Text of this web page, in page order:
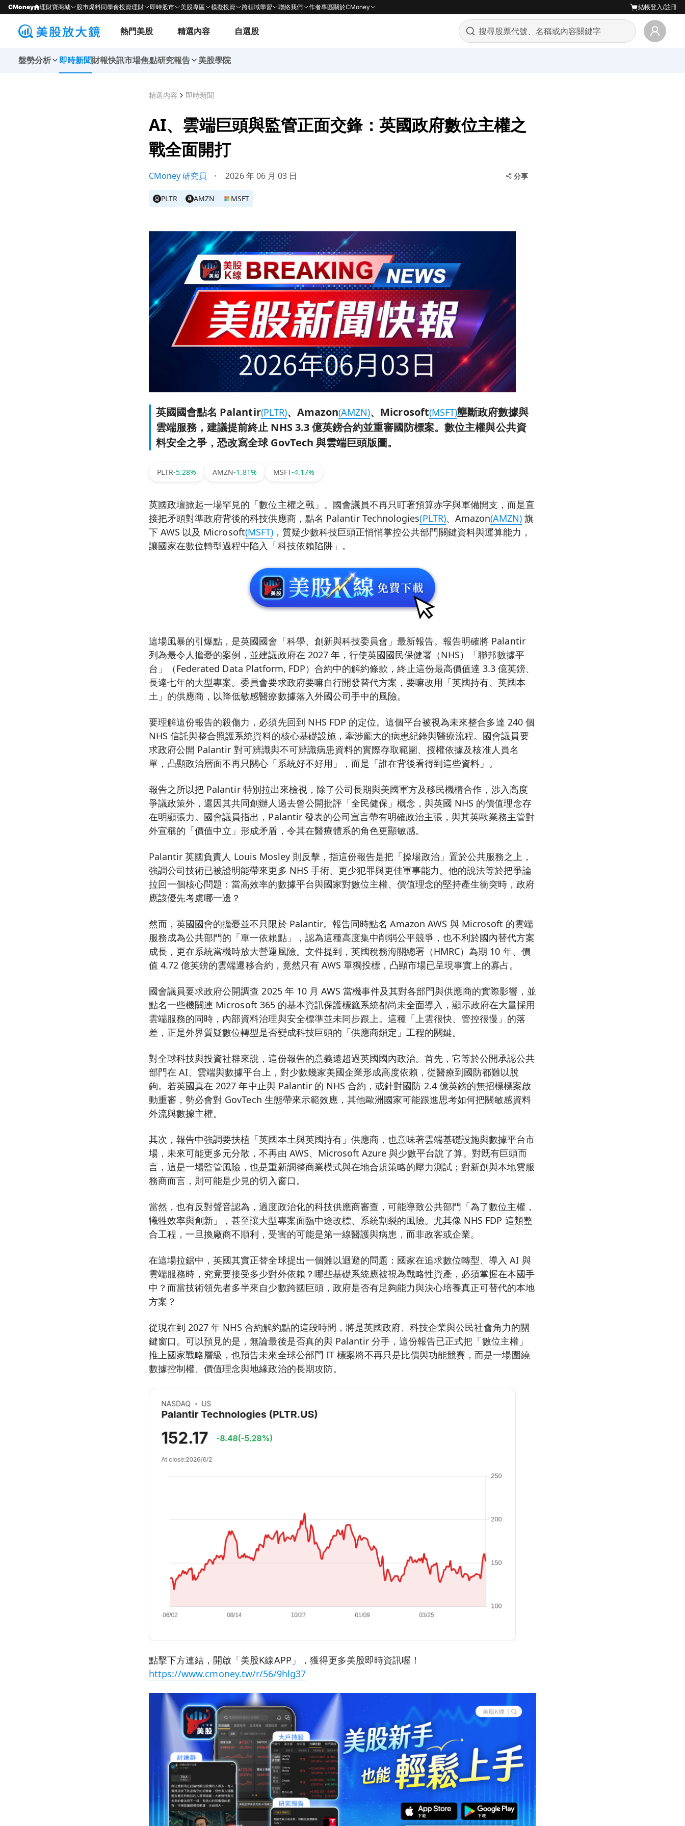
CMoney 理財寶商城 股市爆料同學會投資理財 即時股市 美股專區 模擬投資 跨領域學習 聯絡我們 作者專區關於CMoney 結帳登入/註冊
熱門美股 精選內容 自選股
盤勢分析 即時新聞財報快訊市場焦點研究報告 美股學院
精選內容 即時新聞
AI、雲端巨頭與監管正面交鋒：英國政府數位主權之
戰全面開打
CMoney 研究員 ・ 2026 年 06 月 03 日 分享
PLTR AMZN MSFT
英國國會點名 Palantir(PLTR)、Amazon(AMZN)、Microsoft(MSFT)壟斷政府數據與
雲端服務，建議提前終止 NHS 3.3 億英鎊合約並重審國防標案。數位主權與公共資
料安全之爭，恐改寫全球 GovTech 與雲端巨頭版圖。
PLTR-5.28% AMZN-1.81% MSFT-4.17%
英國政壇掀起一場罕見的「數位主權之戰」。國會議員不再只盯著預算赤字與軍備開支，而是直
接把矛頭對準政府背後的科技供應商，點名 Palantir Technologies(PLTR)、Amazon(AMZN) 旗
下 AWS 以及 Microsoft(MSFT)，質疑少數科技巨頭正悄悄掌控公共部門關鍵資料與運算能力，
讓國家在數位轉型過程中陷入「科技依賴陷阱」。
這場風暴的引爆點，是英國國會「科學、創新與科技委員會」最新報告。報告明確將 Palantir
列為最令人擔憂的案例，並建議政府在 2027 年，行使英國國民保健署（NHS）「聯邦數據平
台」（Federated Data Platform, FDP）合約中的解約條款，終止這份最高價值達 3.3 億英鎊、
長達七年的大型專案。委員會要求政府要嘛自行開發替代方案，要嘛改用「英國持有、英國本
土」的供應商，以降低敏感醫療數據落入外國公司手中的風險。
要理解這份報告的殺傷力，必須先回到 NHS FDP 的定位。這個平台被視為未來整合多達 240 個
NHS 信託與整合照護系統資料的核心基礎設施，牽涉龐大的病患紀錄與醫療流程。國會議員要
求政府公開 Palantir 對可辨識與不可辨識病患資料的實際存取範圍、授權依據及核准人員名
單，凸顯政治層面不再只關心「系統好不好用」，而是「誰在背後看得到這些資料」。
報告之所以把 Palantir 特別拉出來檢視，除了公司長期與美國軍方及移民機構合作，涉入高度
爭議政策外，還因其共同創辦人過去曾公開批評「全民健保」概念，與英國 NHS 的價值理念存
在明顯張力。國會議員指出，Palantir 發表的公司宣言帶有明確政治主張，與其英歐業務主管對
外宣稱的「價值中立」形成矛盾，令其在醫療體系的角色更顯敏感。
Palantir 英國負責人 Louis Mosley 則反擊，指這份報告是把「操場政治」置於公共服務之上，
強調公司技術已被證明能帶來更多 NHS 手術、更少犯罪與更佳軍事能力。他的說法等於把爭論
拉回一個核心問題：當高效率的數據平台與國家對數位主權、價值理念的堅持產生衝突時，政府
應該優先考慮哪一邊？
然而，英國國會的擔憂並不只限於 Palantir。報告同時點名 Amazon AWS 與 Microsoft 的雲端
服務成為公共部門的「單一依賴點」，認為這種高度集中削弱公平競爭，也不利於國內替代方案
成長，更在系統當機時放大營運風險。文件提到，英國稅務海關總署（HMRC）為期 10 年、價
值 4.72 億英鎊的雲端遷移合約，竟然只有 AWS 單獨投標，凸顯市場已呈現事實上的寡占。
國會議員要求政府公開調查 2025 年 10 月 AWS 當機事件及其對各部門與供應商的實際影響，並
點名一些機關連 Microsoft 365 的基本資訊保護標籤系統都尚未全面導入，顯示政府在大量採用
雲端服務的同時，內部資料治理與安全標準並未同步跟上。這種「上雲很快、管控很慢」的落
差，正是外界質疑數位轉型是否變成科技巨頭的「供應商鎖定」工程的關鍵。
對全球科技與投資社群來說，這份報告的意義遠超過英國國內政治。首先，它等於公開承認公共
部門在 AI、雲端與數據平台上，對少數幾家美國企業形成高度依賴，從醫療到國防都難以脫
鉤。若英國真在 2027 年中止與 Palantir 的 NHS 合約，或針對國防 2.4 億英鎊的無招標標案啟
動重審，勢必會對 GovTech 生態帶來示範效應，其他歐洲國家可能跟進思考如何把關敏感資料
外流與數據主權。
其次，報告中強調要扶植「英國本土與英國持有」供應商，也意味著雲端基礎設施與數據平台市
場，未來可能更多元分散，不再由 AWS、Microsoft Azure 與少數平台說了算。對既有巨頭而
言，這是一場監管風險，也是重新調整商業模式與在地合規策略的壓力測試；對新創與本地雲服
務商而言，則可能是少見的切入窗口。
當然，也有反對聲音認為，過度政治化的科技供應商審查，可能導致公共部門「為了數位主權，
犧牲效率與創新」，甚至讓大型專案面臨中途改標、系統割裂的風險。尤其像 NHS FDP 這類整
合工程，一旦換廠商不順利，受害的可能是第一線醫護與病患，而非政客或企業。
在這場拉鋸中，英國其實正替全球提出一個難以迴避的問題：國家在追求數位轉型、導入 AI 與
雲端服務時，究竟要接受多少對外依賴？哪些基礎系統應被視為戰略性資產，必須掌握在本國手
中？而當技術領先者多半來自少數跨國巨頭，政府是否有足夠能力與決心培養真正可替代的本地
方案？
從現在到 2027 年 NHS 合約解約點的這段時間，將是英國政府、科技企業與公民社會角力的關
鍵窗口。可以預見的是，無論最後是否真的與 Palantir 分手，這份報告已正式把「數位主權」
推上國家戰略層級，也預告未來全球公部門 IT 標案將不再只是比價與功能競賽，而是一場圍繞
數據控制權、價值理念與地緣政治的長期攻防。
點擊下方連結，開啟「美股K線APP」，獲得更多美股即時資訊喔！
https://www.cmoney.tw/r/56/9hlg37